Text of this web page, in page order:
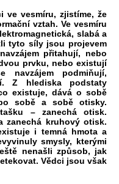
ve vesmíru, zjistíme, že
vztah. Ve vesmíru
slabá a
tyto síly jsou projevem
přitahují, nebo
prvku, nebo existují
navzájem podmiňují,
Z hlediska podstaty
existuje, dává o sobě
sobě a sobě otisky.
– zanechá otisk.
zanechá kruhový otisk.
i temná hmota a
smysly, kterými
nenašli způsob, jak
Vědci jsou však